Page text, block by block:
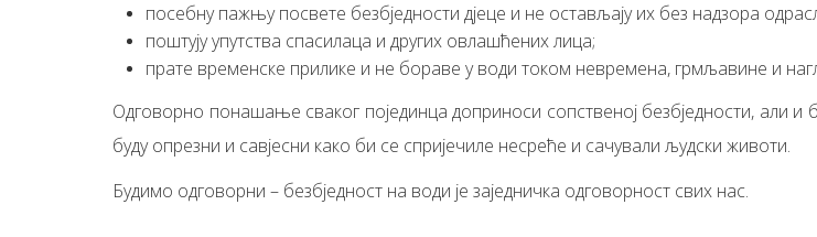
посебну пажњу посвете безбједности дјеце и не остављају их без надзора
поштују упутства спасилаца и других овлашћених лица;
прате временске прилике и не бораве у води током невремена, грмљавине и
Одговорно понашање сваког појединца доприноси сопственој безбједности, али
буду опрезни и савјесни како би се спријечиле несреће и сачували људски животи.
Будимо одговорни – безбједност на води је заједничка одговорност свих нас.